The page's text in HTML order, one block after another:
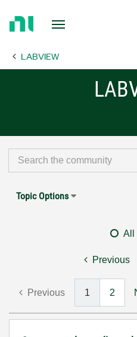
Page LABVIEW
Topic Options
All
Previous
Previous 1 2